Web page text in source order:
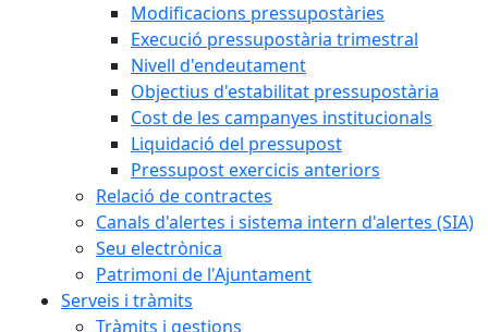
Modificacions pressupostàries
Execució pressupostària trimestral
Nivell d'endeutament
Objectius d'estabilitat pressupostària
Cost de les campanyes institucionals
Liquidació del pressupost
Pressupost exercicis anteriors
Relació de contractes
Canals d'alertes i sistema intern d'alertes (SIA)
Seu electrònica
Patrimoni de l'Ajuntament
Serveis i tràmits
Tràmits i gestions